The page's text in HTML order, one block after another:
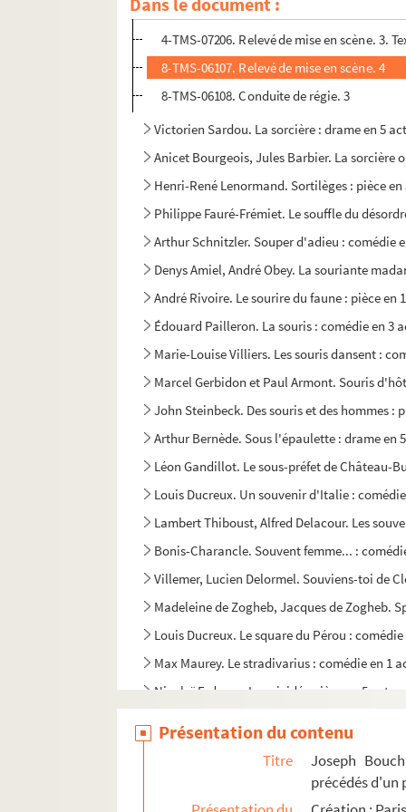
4-TMS-07205. Relevé de mise en scène. 2
4-TMS-07206. Relevé de mise en scène. 3.
8-TMS-06107. Relevé de mise en scène. 4
8-TMS-06108. Conduite de régie. 3
Victorien Sardou. La sorcière : drame en 5
Anicet Bourgeois, Jules Barbier. La sorcière
Henri-René Lenormand. Sortilèges : pièce
Philippe Fauré-Frémiet. Le souffle du
Arthur Schnitzler. Souper d'adieu : comédie
Denys Amiel, André Obey. La souriante
André Rivoire. Le sourire du faune : pièce en
Édouard Pailleron. La souris : comédie en 3
Marie-Louise Villiers. Les souris dansent :
Marcel Gerbidon et Paul Armont. Souris
John Steinbeck. Des souris et des hommes
Arthur Bernède. Sous l'épaulette : drame en
Léon Gandillot. Le sous-préfet de Château-
Louis Ducreux. Un souvenir d'Italie :
Lambert Thiboust, Alfred Delacour. Les
Bonis-Charancle. Souvent femme... :
Villemer, Lucien Delormel. Souviens-toi de
Madeleine de Zogheb, Jacques de Zogheb.
Louis Ducreux. Le square du Pérou : comédie
Max Maurey. Le stradivarius : comédie en 1
Nicolaï Erdman. Le suicidé : pièce en 5
Gabriel Trarieux. Sur la foi des étoiles : pièce
Fritz Hochwälder. Sur la terre comme au ciel
Présentation du contenu
Titre
Joseph
précédés d'un